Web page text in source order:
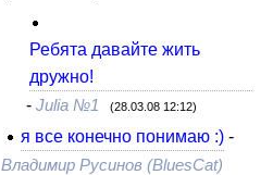
Ребята давайте жить
дружно!
-Julia №1 (28.03.08 12:12)
я все конечно понимаю :)-
Владимир Русинов (BluesCat)